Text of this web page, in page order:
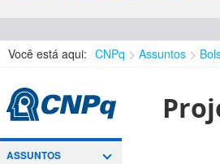
Você está aqui: CNPq Assuntos
ASSUNTOS